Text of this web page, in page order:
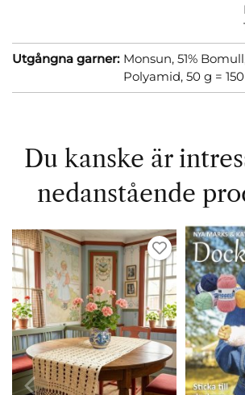
Utgångna garner: Monsun, 51%
Polyamid, 50 g =
Du kanske är
nedanstående